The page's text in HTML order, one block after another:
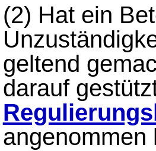
(2) Hat ein
geltend
darauf
angenommen